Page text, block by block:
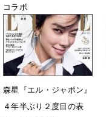
コラボ
10月1日 18時00分
森星『エル・ジャポン』
４年半ぶり２度目の表